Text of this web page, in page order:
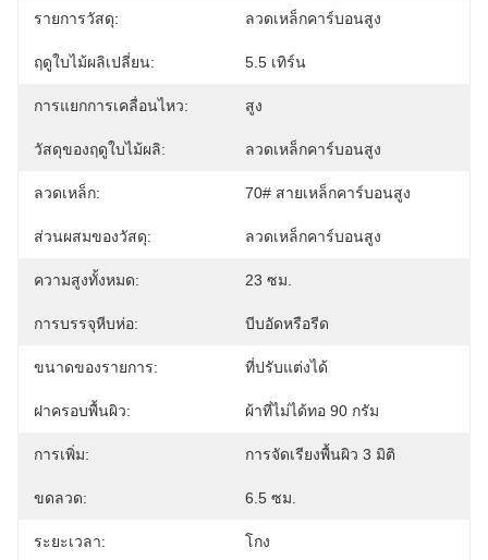
รายการวัสดุ: ลวดเหล็กคาร์บอนสูง
ฤดูใบไม้ผลิเปลี่ยน: 5.5 เทิร์น
การแยกการเคลื่อนไหว: สูง
วัสดุของฤดูใบไม้ผลิ: ลวดเหล็กคาร์บอนสูง
ลวดเหล็ก: 70# สายเหล็กคาร์บอนสูง
ส่วนผสมของวัสดุ: ลวดเหล็กคาร์บอนสูง
ความสูงทั้งหมด: 23 ซม.
การบรรจุหีบห่อ: บีบอัดหรือรีด
ขนาดของรายการ: ที่ปรับแต่งได้
ฝาครอบพื้นผิว: ผ้าที่ไม่ได้ทอ 90 กรัม
การเพิ่ม: การจัดเรียงพื้นผิว 3 มิติ
ขดลวด: 6.5 ซม.
ระยะเวลา: โกง